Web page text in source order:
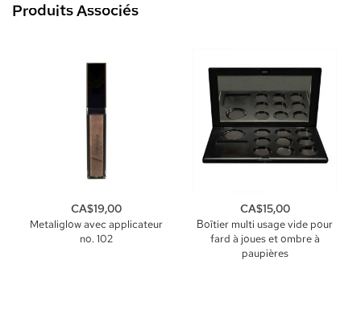
Produits Associés
Metaliglow avec applicateur
no. 102
CA$19,00
Boîtier multi usage vide pour
fard à joues et ombre à
paupières
CA$15,00